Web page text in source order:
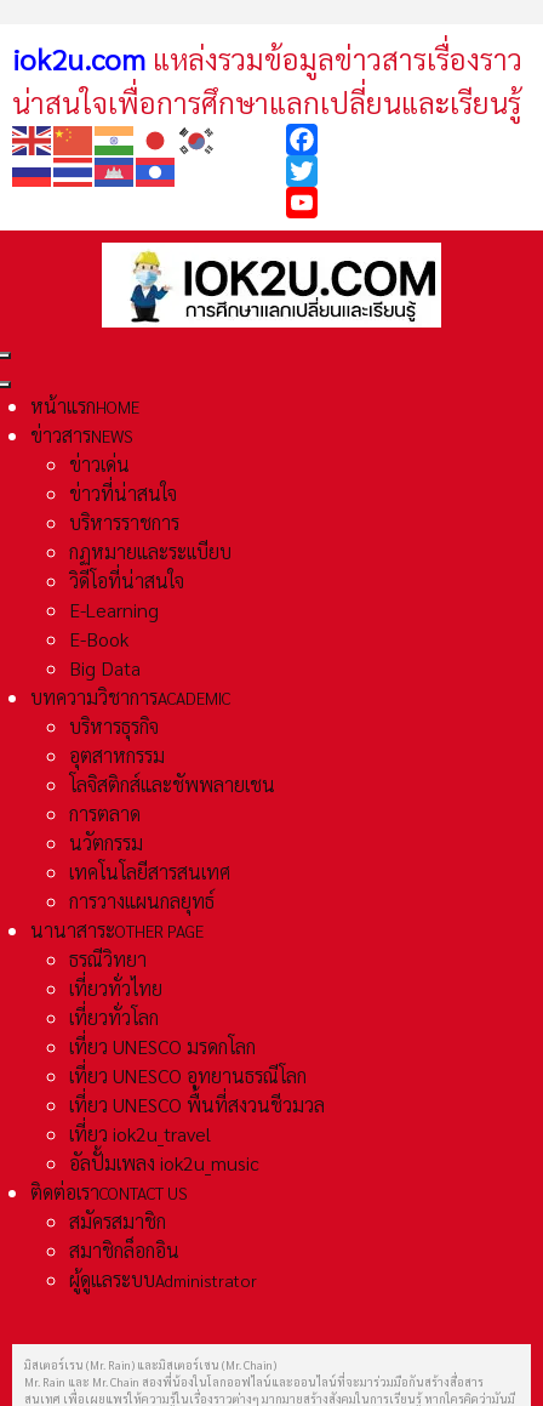
iok2u.com แหล่งรวมข้อมูลข่าวสารเรื่องราว
น่าสนใจเพื่อการศึกษาแลกเปลี่ยนและเรียนรู้
Facebook
Twitter
YouTube
หน้าแรกHOME
ข่าวสารNEWS
ข่าวเด่น
ข่าวที่น่าสนใจ
บริหารราชการ
กฏหมายและระเเบียบ
วิดีโอที่น่าสนใจ
E-Learning
E-Book
Big Data
บทความวิชาการACADEMIC
บริหารธุรกิจ
อุตสาหกรรม
โลจิสติกส์และชัพพลายเชน
การตลาด
นวัตกรรม
เทคโนโลยีสารสนเทศ
การวางแผนกลยุทธ์
นานาสาระOTHER PAGE
ธรณีวิทยา
เที่ยวทั่วไทย
เที่ยวทั่วโลก
เที่ยว UNESCO มรดกโลก
เที่ยว UNESCO อุทยานธรณีโลก
เที่ยว UNESCO พื้นที่สงวนชีวมวล
เที่ยว iok2u_travel
อัลปั้มเพลง iok2u_music
ติดต่อเราCONTACT US
สมัครสมาชิก
สมาชิกล็อกอิน
ผู้ดูแลระบบAdministrator
มิสเตอร์เรน (Mr. Rain) และมิสเตอร์เชน (Mr. Chain)
Mr. Rain และ Mr. Chain สองพี่น้องในโลกออฟไลน์และออนไลน์ที่จะมาร่วมมือกันสร้างสื่อสาร
สนเทศ เพื่อเผยแพร่ให้ความรู้ในเรื่องราวต่างๆ มากมายสร้างสังคมในการเรียนรู้ หากใครคิดว่ามันมี